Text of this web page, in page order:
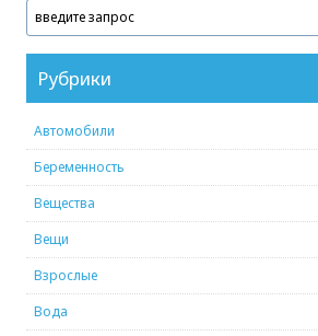
Рубрики
Автомобили
Беременность
Вещества
Вещи
Взрослые
Вода